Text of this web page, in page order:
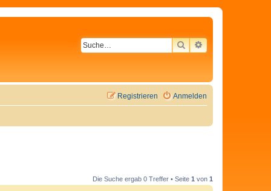
SUCHEERWEITERTE
Anmelden
Registrieren
Die Suche ergab 0 Treffer • Seite 1 von 1